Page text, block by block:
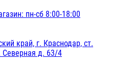
пн-сб 8:00-18:00
край, г. Краснодар, ст.
Северная д. 63/4